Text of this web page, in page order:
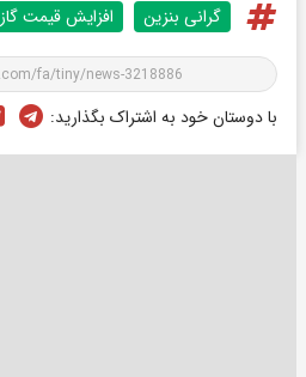
گرانی بنزین افزایش قیمت گاز
با دوستان خود به اشتراک بگذارید: